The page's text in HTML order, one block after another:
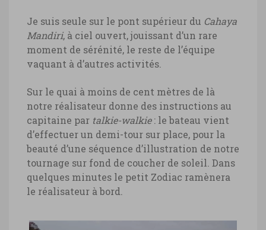
Je suis seule sur le pont supérieur du Cahaya
Mandiri, à ciel ouvert, jouissant d’un rare
moment de sérénité, le reste de l’équipe
vaquant à d’autres activités.
Sur le quai à moins de cent mètres de là
notre réalisateur donne des instructions au
capitaine par talkie-walkie: le bateau vient
d’effectuer un demi-tour sur place, pour la
beauté d’une séquence d’illustration de notre
tournage sur fond de coucher de soleil. Dans
quelques minutes le petit Zodiac ramènera
le réalisateur à bord.